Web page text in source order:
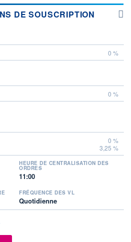
DE SOUSCRIPTION
0 %
0 %
0 %
3,25 %
HEURE DE CENTRALISATION DES
ORDRES
11:00
FRÉQUENCE DES VL
Quotidienne